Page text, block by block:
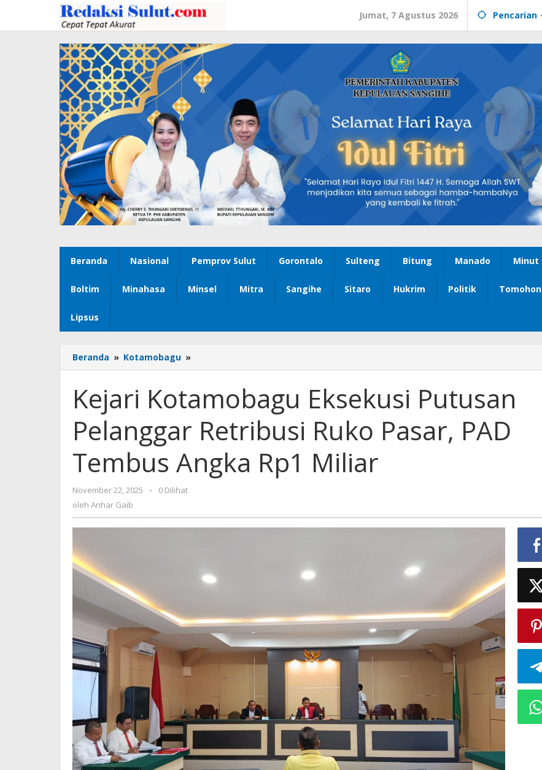
konten
Jumat, 7 Agustus 2026 Pencarian
Beranda Nasional Pemprov Sulut Gorontalo Sulteng Bitung Manado Minut
Boltim Minahasa Minsel Mitra Sangihe Sitaro Hukrim Politik Tomohon
Lipsus
Beranda » Kotamobagu »
Kotamobagu
Putusan
Pelanggar
Retribusi
Ruko
PAD
Tembus
Kejari Kotamobagu Eksekusi Putusan
Pelanggar Retribusi Ruko Pasar, PAD
Tembus Angka Rp1 Miliar
November 22, 2025
oleh
-
0 Dilihat
oleh Anhar Gaib